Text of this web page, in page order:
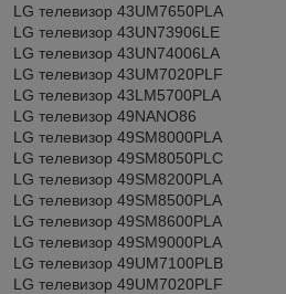
LG телевизор 43UM7650PLA
LG телевизор 43UN73906LE
LG телевизор 43UN74006LA
LG телевизор 43UM7020PLF
LG телевизор 43LM5700PLA
LG телевизор 49NANO86
LG телевизор 49SM8000PLA
LG телевизор 49SM8050PLC
LG телевизор 49SM8200PLA
LG телевизор 49SM8500PLA
LG телевизор 49SM8600PLA
LG телевизор 49SM9000PLA
LG телевизор 49UM7100PLB
LG телевизор 49UM7020PLF